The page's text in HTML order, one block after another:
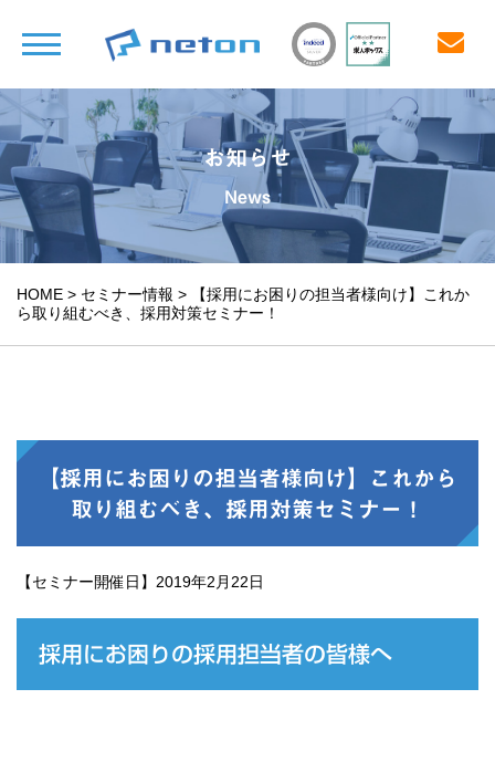
お知らせ
News
HOME > セミナー情報 >
【採用にお困りの担当者様向け】これか
ら取り組むべき、採用対策セミナー！
【採用にお困りの担当者様向け】これから
取り組むべき、採用対策セミナー！
【セミナー開催日】2019年2月22日
採用にお困りの採用担当者の皆様へ